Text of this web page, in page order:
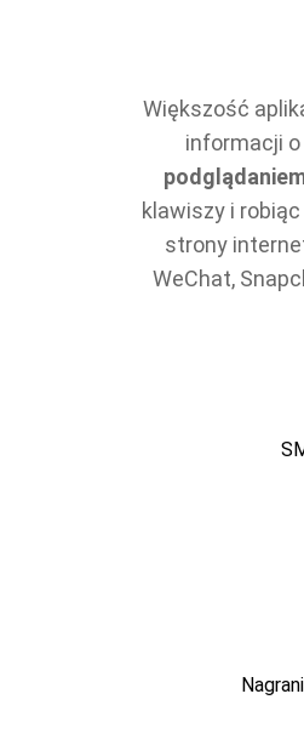
Większość
informacji o
klawiszy i
strony
WeChat,